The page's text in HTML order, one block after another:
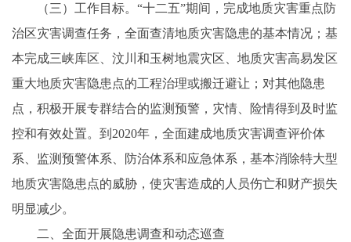
（三）工作目标。“十二五”期间，完成地质灾害重点防
治区灾害调查任务，全面查清地质灾害隐患的基本情况；基
本完成三峡库区、汶川和玉树地震灾区、地质灾害高易发区
重大地质灾害隐患点的工程治理或搬迁避让；对其他隐患
点，积极开展专群结合的监测预警，灾情、险情得到及时监
控和有效处置。到2020年，全面建成地质灾害调查评价体
系、监测预警体系、防治体系和应急体系，基本消除特大型
地质灾害隐患点的威胁，使灾害造成的人员伤亡和财产损失
明显减少。
二、全面开展隐患调查和动态巡查